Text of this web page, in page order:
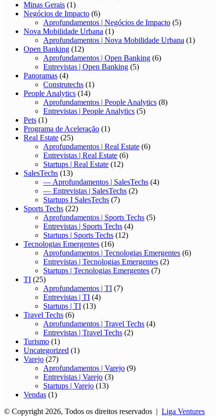
Minas Gerais (1)
Negócios de Impacto (6)
Aprofundamentos | Negócios de Impacto (5)
Nova Mobilidade Urbana (1)
Aprofundamentos | Nova Mobilidade Urbana (1)
Open Banking (12)
Aprofundamentos | Open Banking (6)
Entrevistas | Open Banking (5)
Panoramas (4)
Construtechs (1)
People Analytics (14)
Aprofundamentos | People Analytics (8)
Entrevistas | People Analytics (5)
Pets (1)
Programa de Aceleração (1)
Real Estate (25)
Aprofundamentos | Real Estate (6)
Entrevistas | Real Estate (6)
Startups | Real Estate (12)
SalesTechs (13)
— Aprofundamentos | SalesTechs (4)
— Entrevistas | SalesTechs (2)
Startups I SalesTechs (7)
Sports Techs (22)
Aprofundamentos | Sports Techs (5)
Entrevistas | Sports Techs (4)
Startups | Sports Techs (12)
Tecnologias Emergentes (16)
Aprofundamentos | Tecnologias Emergentes (6)
Entrevistas | Tecnologias Emergentes (2)
Startups | Tecnologias Emergentes (7)
TI (25)
Aprofundamentos | TI (7)
Entrevistas | TI (4)
Startups | TI (13)
Travel Techs (6)
Aprofundamentos | Travel Techs (4)
Entrevistas | Travel Techs (2)
Turismo (1)
Uncategorized (1)
Varejo (27)
Aprofundamentos | Varejo (9)
Entrevistas | Varejo (3)
Startups | Varejo (13)
Vendas (1)
© Copyright 2026, Todos os direitos reservados | Liga Ventures